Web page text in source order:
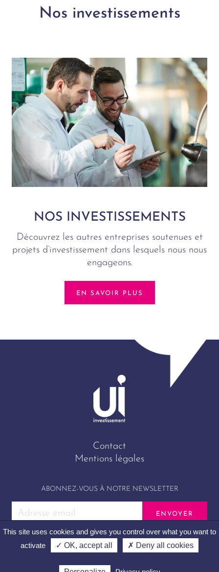
Nos investissements
NOS INVESTISSEMENTS
Découvrez les autres entreprises soutenues et
projets d’investissement dans lesquels nous nous
engageons.
EN SAVOIR PLUS
Contact
Mentions légales
ABONNEZ-VOUS À NOTRE NEWSLETTER
UI Investissement © 2026
This site uses cookies and gives you control over what you want to
activate
✓ OK, accept all ✗ Deny all cookies